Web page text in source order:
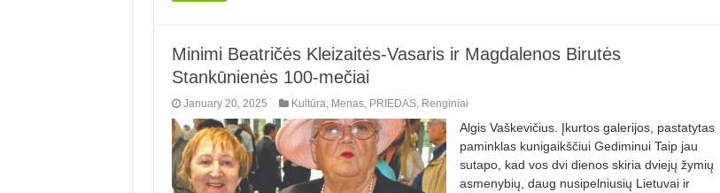
Minimi Beatričės Kleizaitės-Vasaris ir Magdalenos Birutės
Stankūnienės 100-mečiai
January 20, 2025 Kultūra Menas, PRIEDAS, Renginiai
Algis Vaškevičius. Įkurtos galerijos, pastatytas
paminklas kunigaikščiui Gediminui Taip jau
sutapo, kad vos dvi dienos skiria dvie­jų žymių
asmenybių, daug nusipelniusių Lietuvai ir